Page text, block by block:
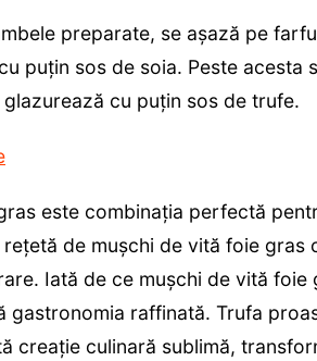
preparate, se așază pe
puțin sos de soia. Peste acesta
cu puțin sos de trufe.
este combinația perfectă
de mușchi de vită foie gras
Iată de ce mușchi de vită
gastronomia raffinată. Trufa
creație culinară sublimă,